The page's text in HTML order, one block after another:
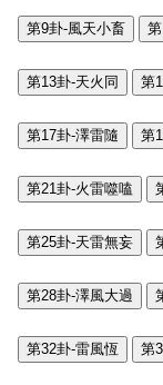
第9卦-風天小畜
第13卦-天火同 第
第17卦-澤雷隨 第
第21卦-火雷噬嗑
第25卦-天雷無妄
第28卦-澤風大過
第32卦-雷風恆 第